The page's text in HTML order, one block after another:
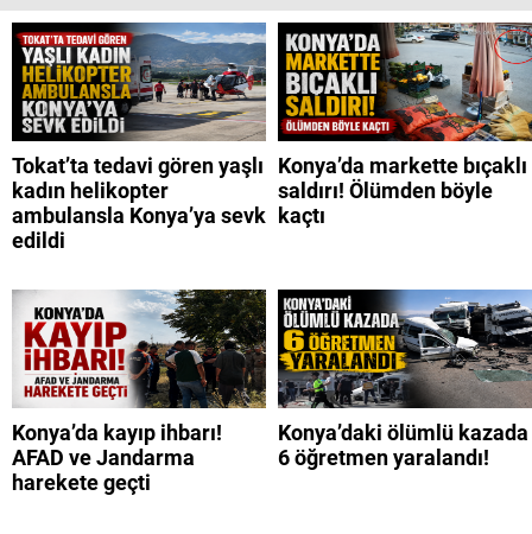
Tokat’ta tedavi gören yaşlı
kadın helikopter
ambulansla Konya’ya sevk
edildi
Konya’da markette bıçaklı
saldırı! Ölümden böyle
kaçtı
Konya’da kayıp ihbarı!
AFAD ve Jandarma
harekete geçti
Konya’daki ölümlü kazada
6 öğretmen yaralandı!